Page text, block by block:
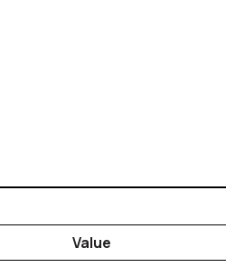
Value